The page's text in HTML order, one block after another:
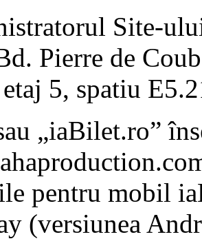
Site-
Pierre de
5, spatiu
„iaBilet.ro”
pentru mobil
(versiunea